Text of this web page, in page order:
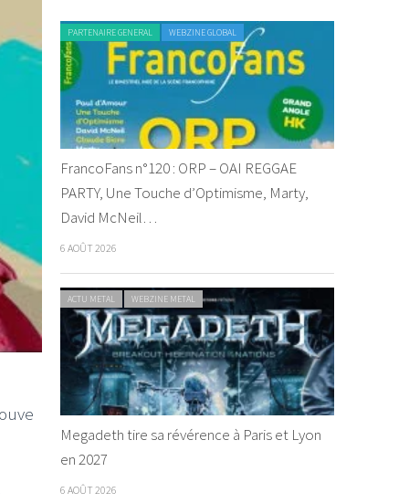
PARTENAIRE GENERAL WEBZINE GLOBAL
FrancoFans n°120 : ORP – OAI REGGAE
PARTY, Une Touche d’Optimisme, Marty,
David McNeil…
6 AOÛT 2026
ACTU METAL WEBZINE METAL
Megadeth tire sa révérence à Paris et Lyon
en 2027
6 AOÛT 2026